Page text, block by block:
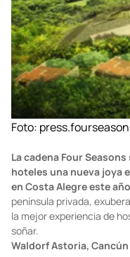
Foto:
La cadena Four
hoteles una nueva joya
en Costa Alegre este año.